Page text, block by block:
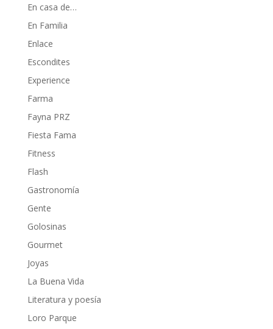
En casa de…
En Familia
Enlace
Escondites
Experience
Farma
Fayna PRZ
Fiesta Fama
Fitness
Flash
Gastronomía
Gente
Golosinas
Gourmet
Joyas
La Buena Vida
Literatura y poesía
Loro Parque